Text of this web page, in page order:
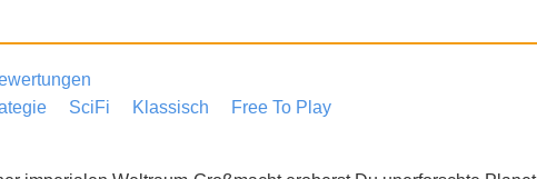
SciFi Klassisch Free To Play